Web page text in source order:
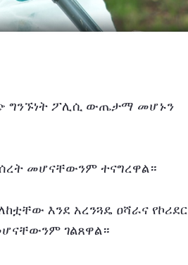
ግንኙነት ፖሊሲ ውጤታማ መሆኑን
መሆናቸውንም ተናግረዋል።
እንደ አረንጓዴ ዐሻራና የኮሪደር
ገልጸዋል።